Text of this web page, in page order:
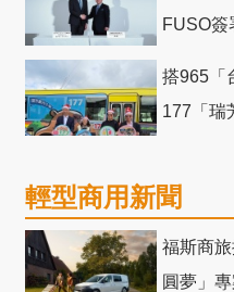
FUSO簽
搭965「
177「瑞
輕型商用新聞
福斯商
圓夢」